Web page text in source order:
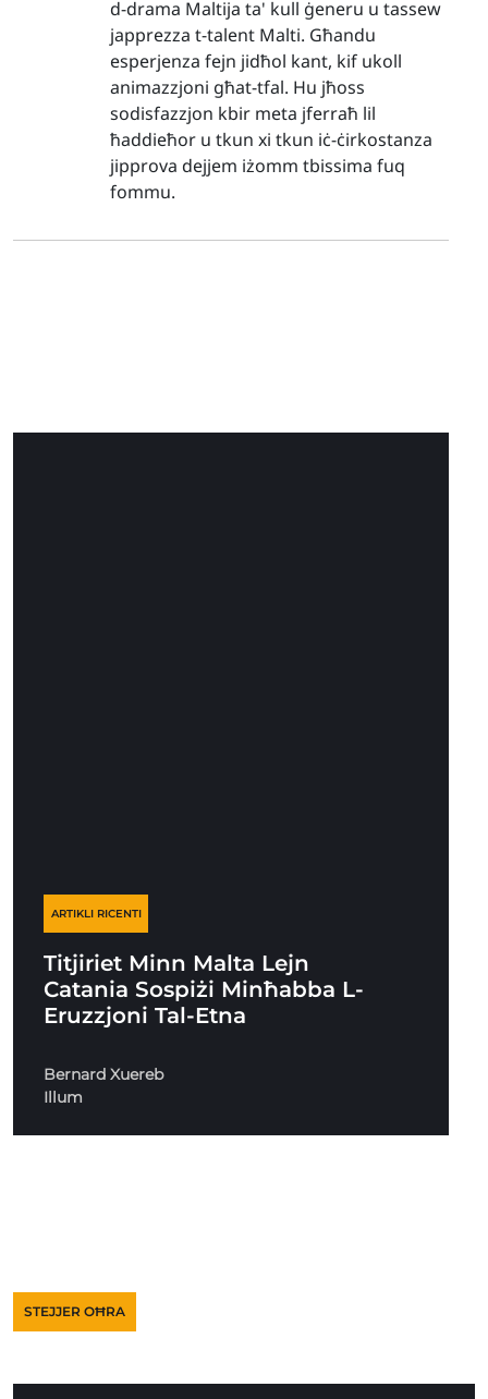
d-drama Maltija ta' kull ġeneru u tassew
japprezza t-talent Malti. Għandu
esperjenza fejn jidħol kant, kif ukoll
animazzjoni għat-tfal. Hu jħoss
sodisfazzjon kbir meta jferraħ lil
ħaddieħor u tkun xi tkun iċ-ċirkostanza
jipprova dejjem iżomm tbissima fuq
fommu.
ARTIKLI RICENTI
Titjiriet Minn Malta Lejn
Catania Sospiżi Minħabba L-
Eruzzjoni Tal-Etna
Bernard Xuereb
Illum
STEJJER OĦRA